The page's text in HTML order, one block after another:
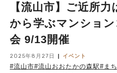
【流山市】ご近所
から学ぶマンショ
会 9/13開催
2025年8月27日 イベント
#流山市#流山おおたかの森駅#ま